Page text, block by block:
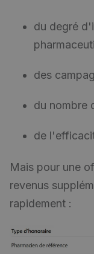
du degré
des
du nombre
de
Mais pour une
revenus
rapidement :